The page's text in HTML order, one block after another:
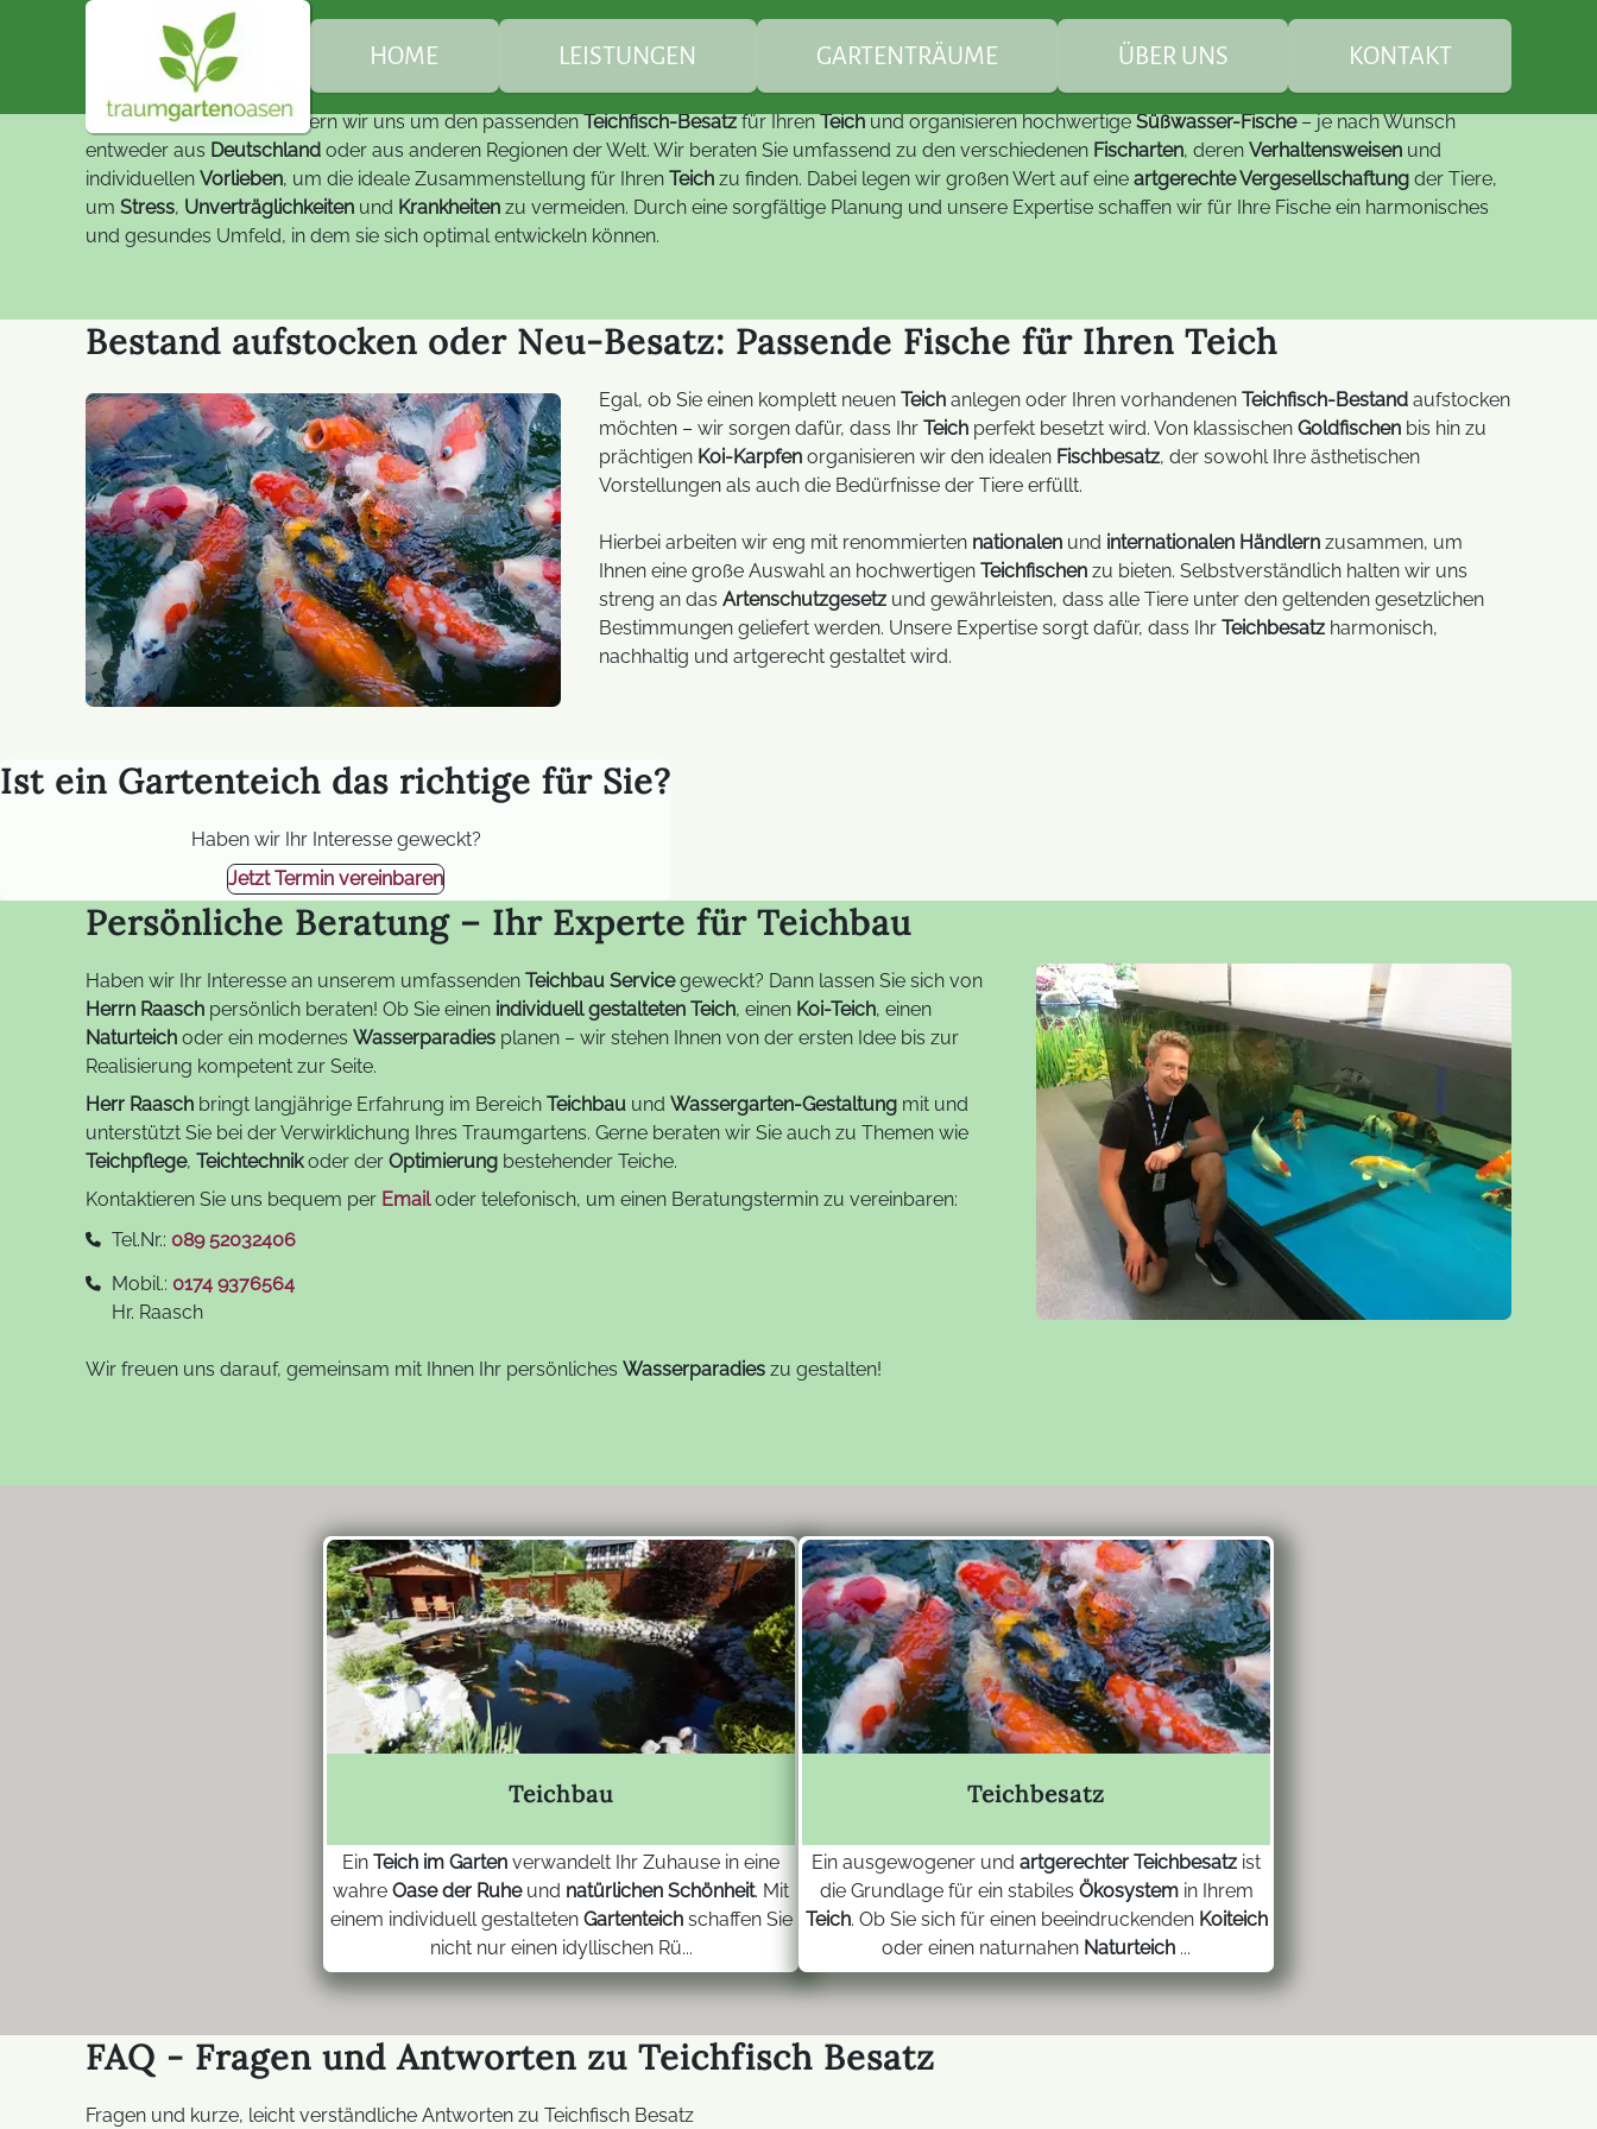
HOME LEISTUNGEN
Überdachungen / Markisen Markisen
Gartenzimmer -
Terrassendächer
Segel / Schirme
Bauelemente
Teichbau Teichbesatz
Teichfische
Gartengestaltung kreative Gartenplanung
individuelle
Pflanzarbeiten
Steinarbeiten
Holzarbeiten nachhaltige Gartenpflege
FAQ Gartenbau
Bauplanung & Baubetreuung Leistungen
Lumentree für Trucki
Hilfe & Informationen zum
Trucki-Stick
Trucki-Stick
FAQ Balkonkraftwerke
Elektrotechnik Außen LED Technik Studio-LED-Displays
Spezial-LED-Displays
futuristische LED-Displays
GARTENTRÄUME ÜBER UNS KONTAKT
Süßwasser-Fische: Nur aus Deutschland oder aus der ganzen Welt?
Selbstverständlich kümmern wir uns um den passendenTeichfisch-Besatzfür IhrenTeichund organisieren hochwertigeSüßwasser-Fische– je nach Wunsch
entweder aus Deutschland oder aus anderen Regionen der Welt. Wir beraten Sie umfassend zu den verschiedenen Fischarten, deren Verhaltensweisen und
individuellen Vorlieben, um die ideale Zusammenstellung für Ihren Teich zu finden. Dabei legen wir großen Wert auf eine artgerechte Vergesellschaftung der Tiere,
um Stress, Unverträglichkeiten und Krankheiten zu vermeiden. Durch eine sorgfältige Planung und unsere Expertise schaffen wir für Ihre Fische ein harmonisches
und gesundes Umfeld, in dem sie sich optimal entwickeln können.
Bestand aufstocken oder Neu-Besatz: Passende Fische für Ihren Teich
Egal, ob Sie einen komplett neuen Teich anlegen oder Ihren vorhandenen Teichfisch-Bestand aufstocken
möchten – wir sorgen dafür, dass Ihr Teich perfekt besetzt wird. Von klassischen Goldfischen bis hin zu
prächtigen Koi-Karpfen organisieren wir den idealen Fischbesatz, der sowohl Ihre ästhetischen
Vorstellungen als auch die Bedürfnisse der Tiere erfüllt.
Hierbei arbeiten wir eng mit renommierten nationalen und internationalen Händlern zusammen, um
Ihnen eine große Auswahl an hochwertigen Teichfischen zu bieten. Selbstverständlich halten wir uns
streng an das Artenschutzgesetz und gewährleisten, dass alle Tiere unter den geltenden gesetzlichen
Bestimmungen geliefert werden. Unsere Expertise sorgt dafür, dass Ihr Teichbesatz harmonisch,
nachhaltig und artgerecht gestaltet wird.
Ist ein Gartenteich das richtige für Sie?
Haben wir Ihr Interesse geweckt?
Jetzt Termin vereinbaren
Persönliche Beratung – Ihr Experte für Teichbau
Haben wir Ihr Interesse an unserem umfassenden Teichbau Servicegeweckt? Dann lassen Sie sich von
Herrn Raasch persönlich beraten! Ob Sie einen individuell gestalteten Teich, einen Koi-Teich, einen
Naturteich oder ein modernes Wasserparadies planen – wir stehen Ihnen von der ersten Idee bis zur
Realisierung kompetent zur Seite.
Herr Raasch bringt langjährige Erfahrung im Bereich Teichbau und Wassergarten-Gestaltung mit und
unterstützt Sie bei der Verwirklichung Ihres Traumgartens. Gerne beraten wir Sie auch zu Themen wie
Teichpflege, Teichtechnikoder der Optimierung bestehender Teiche.
Kontaktieren Sie uns bequem per Emailoder telefonisch, um einen Beratungstermin zu vereinbaren:
Tel.Nr.: 089 52032406
Mobil.: 0174 9376564
Hr. Raasch
Wir freuen uns darauf, gemeinsam mit Ihnen Ihr persönliches Wasserparadies zu gestalten!
Teichbau
Ein Teich im Garten verwandelt Ihr Zuhause in eine
wahre Oase der Ruheund natürlichen Schönheit. Mit
einem individuell gestalteten Gartenteichschaffen Sie
nicht nur einen idyllischen Rü...
Teichbesatz
Ein ausgewogener und artgerechter Teichbesatz ist
die Grundlage für ein stabiles Ökosystemin Ihrem
Teich. Ob Sie sich für einen beeindruckenden Koiteich
oder einen naturnahen Naturteich ...
FAQ - Fragen und Antworten zu Teichfisch Besatz
Fragen und kurze, leicht verständliche Antworten zu Teichfisch Besatz